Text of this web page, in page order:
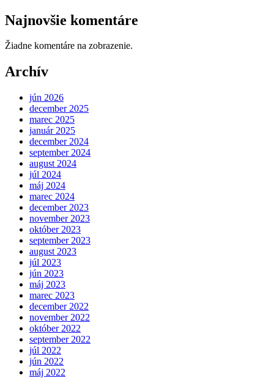
Najnovšie komentáre
Žiadne komentáre na zobrazenie.
Archív
jún 2026
december 2025
marec 2025
január 2025
december 2024
september 2024
august 2024
júl 2024
máj 2024
marec 2024
december 2023
november 2023
október 2023
september 2023
august 2023
júl 2023
jún 2023
máj 2023
marec 2023
december 2022
november 2022
október 2022
september 2022
júl 2022
jún 2022
máj 2022